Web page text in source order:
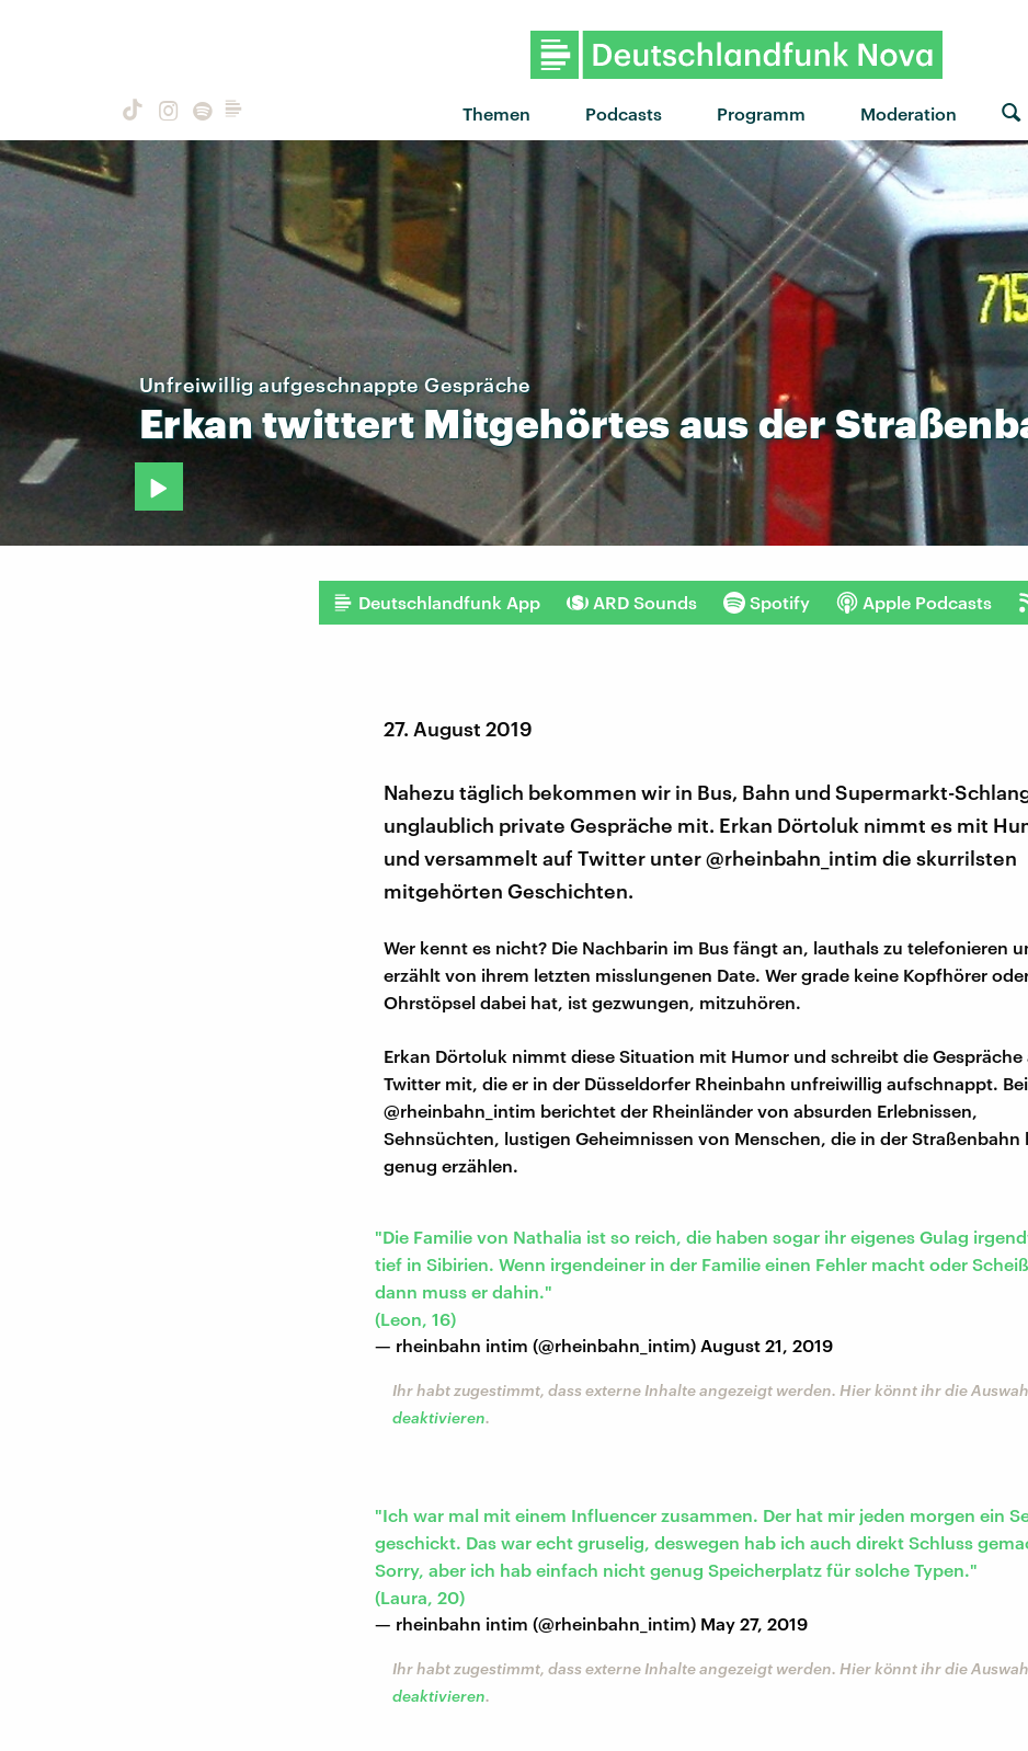
Themen Podcasts Programm Moderation
"Evolution" von Nothing But Thieves ·
Unfreiwillig aufgeschnappte Gespräche
ErkantwittertMitgehörtesausder
Deutschlandfunk App ARD Sounds Spotify Apple Podcasts
27. August 2019
Nahezu täglich bekommen wir in Bus, Bahn und Supermarkt-
unglaublich private Gespräche mit. Erkan Dörtoluk nimmt es mit
und versammelt auf Twitter unter @rheinbahn_intim die skurrilsten
mitgehörten Geschichten.
Wer kennt es nicht? Die Nachbarin im Bus fängt an, lauthals zu telefonieren
erzählt von ihrem letzten misslungenen Date. Wer grade keine Kopfhörer
Ohrstöpsel dabei hat, ist gezwungen, mitzuhören.
Erkan Dörtoluk nimmt diese Situation mit Humor und schreibt die Gespräche
Twitter mit, die er in der Düsseldorfer Rheinbahn unfreiwillig aufschnappt. Bei
@rheinbahn_intim berichtet der Rheinländer von absurden Erlebnissen,
Sehnsüchten, lustigen Geheimnissen von Menschen, die in der Straßenbahn
genug erzählen.
"Die Familie von Nathalia ist so reich, die haben sogar ihr eigenes Gulag
tief in Sibirien. Wenn irgendeiner in der Familie einen Fehler macht oder
dann muss er dahin."
(Leon, 16)
— rheinbahn intim (@rheinbahn_intim) August 21, 2019
Ihr habt zugestimmt, dass externe Inhalte angezeigt werden. Hier könnt ihr die
deaktivieren.
"Ich war mal mit einem Influencer zusammen. Der hat mir jeden morgen ein
geschickt. Das war echt gruselig, deswegen hab ich auch direkt Schluss
Sorry, aber ich hab einfach nicht genug Speicherplatz für solche Typen."
(Laura, 20)
— rheinbahn intim (@rheinbahn_intim) May 27, 2019
Ihr habt zugestimmt, dass externe Inhalte angezeigt werden. Hier könnt ihr die
deaktivieren.